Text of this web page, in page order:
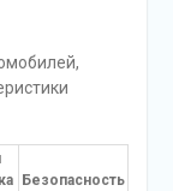
Безопасность